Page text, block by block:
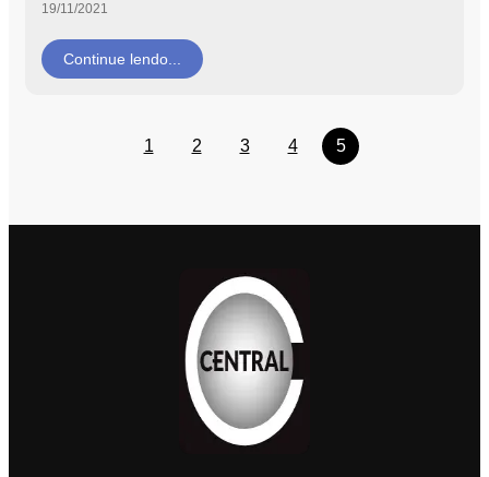
19/11/2021
Continue lendo...
1 2 3 4 5